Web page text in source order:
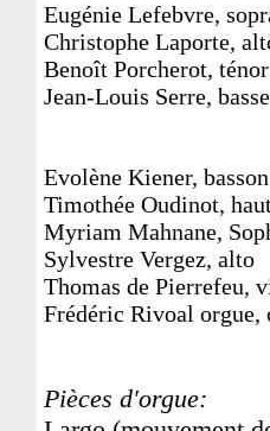
Eugénie Lefebvre,
Christophe Laporte,
Benoît Porcherot, ténor
Jean-Louis Serre, basse
Evolène Kiener, basson
Timothée Oudinot,
Myriam Mahnane,
Sylvestre Vergez, alto
Thomas de Pierrefeu,
Frédéric Rivoal
Pièces d'orgue: